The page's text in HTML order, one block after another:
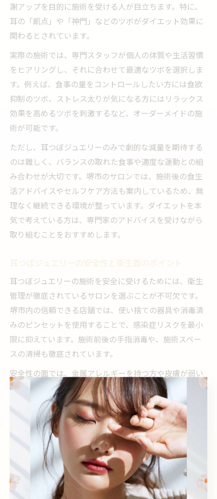
謝アップを目的に施術を受ける人が目立ちます。特に、
耳の「飢点」や「神門」などのツボがダイエット効果に
関わるとされています。
実際の施術では、専門スタッフが個人の体質や生活習慣
をヒアリングし、それに合わせて最適なツボを選択しま
す。例えば、食事の量をコントロールしたい方には食欲
抑制のツボ、ストレス太りが気になる方にはリラックス
効果を高めるツボを刺激するなど、オーダーメイドの施
術が可能です。
ただし、耳つぼジュエリーのみで劇的な減量を期待する
のは難しく、バランスの取れた食事や適度な運動との組
み合わせが大切です。堺市のサロンでは、施術後の食生
活アドバイスやセルフケア方法も案内しているため、無
理なく継続できる環境が整っています。ダイエットを本
気で考えている方は、専門家のアドバイスを受けながら
取り組むことをおすすめします。
耳つぼジュエリーの安全性と衛生面のポイント
耳つぼジュエリーの施術を安全に受けるためには、衛生
管理が徹底されているサロンを選ぶことが不可欠です。
堺市内の信頼できる店舗では、使い捨ての器具や消毒済
みのピンセットを使用することで、感染症リスクを最小
限に抑えています。施術前後の手指消毒や、施術スペー
スの清掃も徹底されています。
安全性の面では、金属アレルギーを持つ方や皮膚が弱い
方への配慮も重要です。施術者はカウンセリング時に体
質やアレルギーの有無を確認し、必要に応じて肌にやさ
しい素材のジュエリーを提案しています。こうした細や
かな対応が、トラブル防止につながります。
また、施術者が資格や専門知識を持っているかもチェッ
クポイントです。堺市の一部サロンでは、耳つぼジュエ
リー資格を取得したスタッフが在籍し、正しい知識と技
術で対応しています。安全・衛生面にこだわりたい方